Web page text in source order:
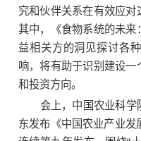
究和伙伴关系在有效应对
其中，《食物系统的未来
益相关方的洞见探讨各
响，将有助于识别建设
和投资方向。
会上，中国农业科学
东发布《中国农业产业发